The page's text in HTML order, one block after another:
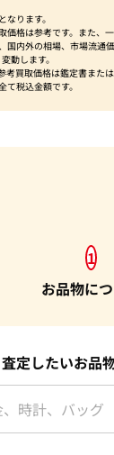
なります。
価格は参考です。また、
国内外の相場、市場流通
動します。
考買取価格は鑑定書また
て税込金額です。
1
お品物に
査定したいお品